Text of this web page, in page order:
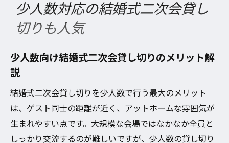
少人数対応の結婚式二次会貸し
切りも人気
少人数向け結婚式二次会貸し切りのメリット解
説
結婚式二次会貸し切りを少人数で行う最大のメリット
は、ゲスト同士の距離が近く、アットホームな雰囲気が
生まれやすい点です。大規模な会場ではなかなか全員と
しっかり交流するのが難しいですが、少人数の貸し切り